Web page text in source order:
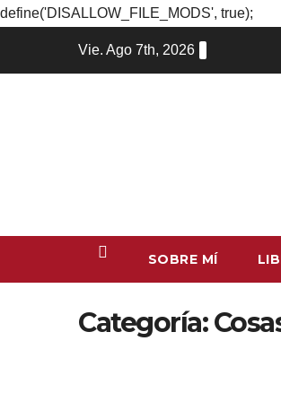
define('DISALLOW_FILE_MODS', true);
Vie. Ago 7th, 2026
SOBRE MÍ
Categoría: